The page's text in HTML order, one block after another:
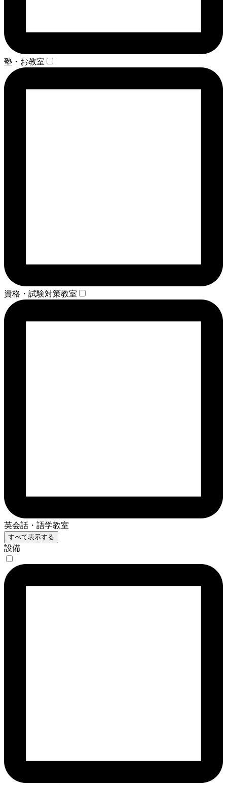
塾・お教室
資格・試験対策教室
英会話・語学教室
すべて表示する
設備